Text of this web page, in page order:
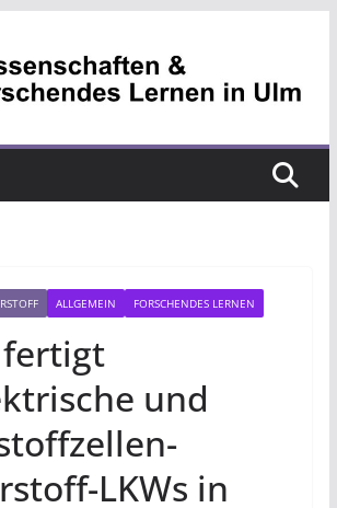
ALLGEMEIN FORSCHENDES LERNEN
fertigt
und
LKWs in